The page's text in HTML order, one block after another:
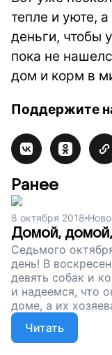
тепле и уюте,
деньги, чтобы
пока не
дом и корм в
Поддержите
Ранее
8 октября 2018
Домой,
Седьмого
день! В
девять собак и
и надеемся, что
доме, а их
подругу. Сейчас
чтобы помогать
новых хозяев и
Читать